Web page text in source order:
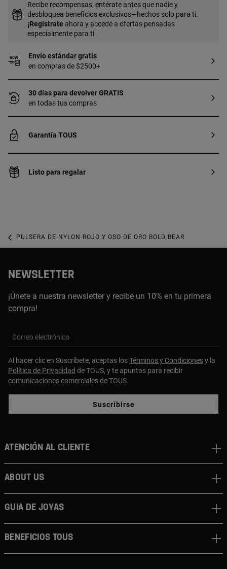
Recibe recompensas, entérate antes que nadie y
desbloquea beneficios exclusivos—hechos solo para ti.
¡Regístrate ahora y accede a ofertas pensadas
especialmente para ti
Envío estándar gratis
en compras de $2500+
30 días para devolver GRATIS
en todas tus compras
Garantía TOUS
Listo para regalar
PULSERA DE NYLON ROJO Y OSO DE ORO BOLD BEAR
NEWSLETTER
¡Únete a nuestra newsletter y recibe un 10% en tu primera
compra!
Correo electrónico
Al hacer clic en Suscríbete, aceptas losTérminos y Condicionesy la
Política de Privacidad de TOUS, y te apuntas para recibir
comunicaciones comerciales de TOUS.
Suscribirse
Atención al cliente
About us
Guia de joyas
Beneficios TOUS